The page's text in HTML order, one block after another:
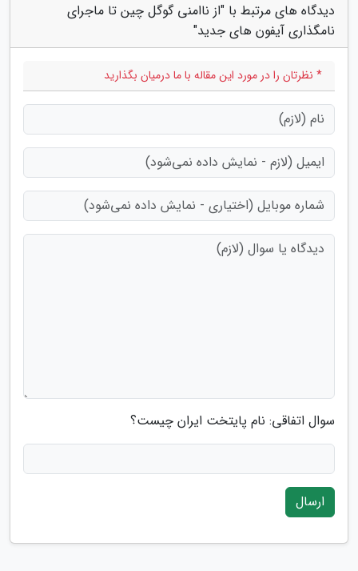
دیدگاه های مرتبط با "از ناامنی گوگل چین تا ماجرای
نامگذاری آیفون های جدید"
* نظرتان را در مورد این مقاله با ما درمیان بگذارید
سوال اتفاقی: نام پایتخت ایران چیست؟
ارسال